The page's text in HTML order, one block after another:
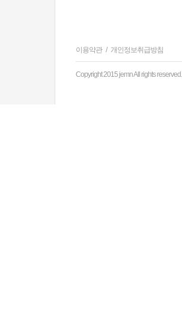
이용약관 / 개인정보취급방침
Copyright 2015 jemn All rights reserved.